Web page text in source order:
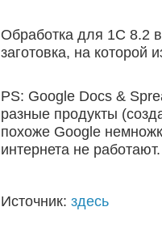
Обработка для 1C 8.2
заготовка, на которой
PS: Google Docs &
разные продукты
похоже Google
интернета не работают.
Источник: здесь